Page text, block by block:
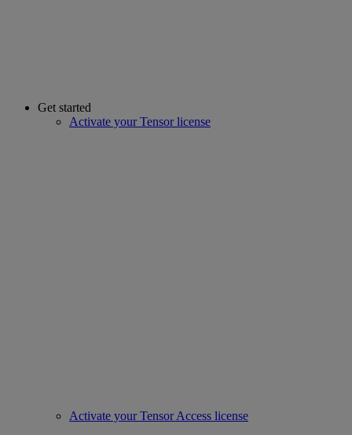
Get started
Activate your Tensor license
Activate your Tensor Access license